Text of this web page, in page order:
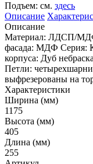
Подъем: см. здесь
Описание
Описание
Материал: ЛДСП/
фасада: МДФ Серия:
корпуса: Дуб
Петли:
выфрезерованы на
Характеристики
Ширина (мм)
1175
Высота (мм)
405
Длина (мм)
255